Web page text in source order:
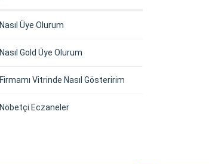
Nasıl Üye Olurum
Nasıl Gold Üye Olurum
Firmamı Vitrinde Nasıl Gösteririm
Nöbetçi Eczaneler